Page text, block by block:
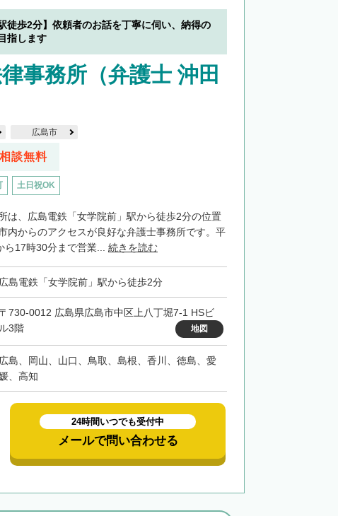
徒歩2分】依頼者のお話を丁寧に伺い、納得の
指します
事務所（弁護士 沖田
広島市
談無料
土日祝OK
は、広島電鉄「女学院前」駅から徒歩2分の位置
内からのアクセスが良好な弁護士事務所です。平
ら17時30分まで営業... 続きを読む
広島電鉄「女学院前」駅から徒歩2分
〒730-0012 広島県広島市中区上八丁堀7-1 HSビ
ル3階
地図
広島、岡山、山口、鳥取、島根、香川、徳島、愛
、高知
24時間いつでも受付中
メールで問い合わせる